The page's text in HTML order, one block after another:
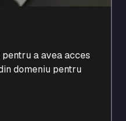
a avea acces
domeniu pentru